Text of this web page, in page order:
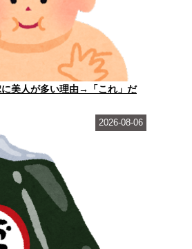
に美人が多い理由→「これ」だ
2026-08-06